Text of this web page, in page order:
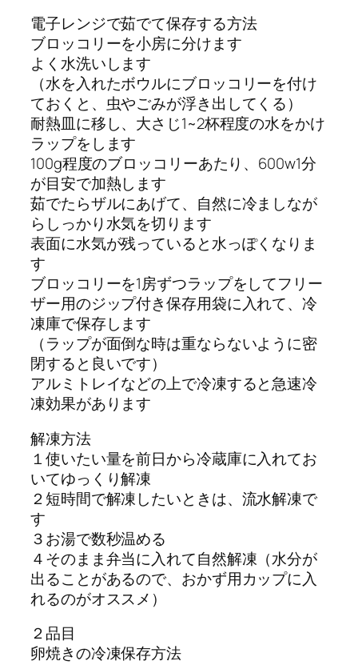
電子レンジで茹でて保存する方法
ブロッコリーを小房に分けます
よく水洗いします
（水を入れたボウルにブロッコリーを付け
ておくと、虫やごみが浮き出してくる）
耐熱皿に移し、大さじ1~2杯程度の水をかけ
ラップをします
100g程度のブロッコリーあたり、600w1分
が目安で加熱します
茹でたらザルにあげて、自然に冷ましなが
らしっかり水気を切ります
表面に水気が残っていると水っぽくなりま
す
ブロッコリーを1房ずつラップをしてフリー
ザー用のジップ付き保存用袋に入れて、冷
凍庫で保存します
（ラップが面倒な時は重ならないように密
閉すると良いです）
アルミトレイなどの上で冷凍すると急速冷
凍効果があります
解凍方法
１使いたい量を前日から冷蔵庫に入れてお
いてゆっくり解凍
２短時間で解凍したいときは、流水解凍で
す
３お湯で数秒温める
４そのまま弁当に入れて自然解凍（水分が
出ることがあるので、おかず用カップに入
れるのがオススメ）
２品目
卵焼きの冷凍保存方法